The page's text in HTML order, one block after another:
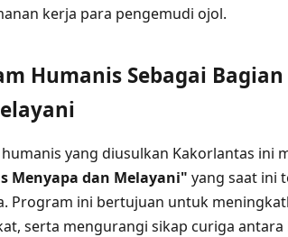
kerja para pengemudi ojol.
Humanis Sebagai
yang diusulkan Kakorlantas ini
Menyapa dan Melayani" yang saat ini
Program ini bertujuan untuk
serta mengurangi sikap curiga antara